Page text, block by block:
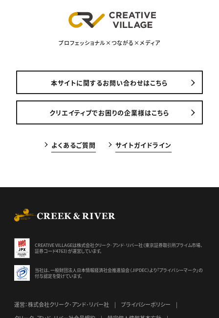
プロフェッショナル×つながる×メディア
本サイトに関するお問い合わせはこちら
クリエイティブでお困りの企業様はこちら
よくあるご質問 サイトガイドライン
CREATIVE VILLAGEは株式会社クリーク･アンド･リバー社（東京証券取引所プライム市場、
証券コード4763）が運営しています。
当社は、一般財団法人日本情報経済社会推進協会（JIPDEC）より 「プライバシーマーク」の
付与認定を受けています。
運営：株式会社クリーク･アンド･リバー社
プライバシーポリシー